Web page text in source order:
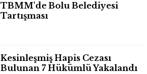
TBMM'de Bolu Belediyesi
Tartışması
Kesinleşmiş Hapis Cezası
Bulunan 7 Hükümlü Yakalandı